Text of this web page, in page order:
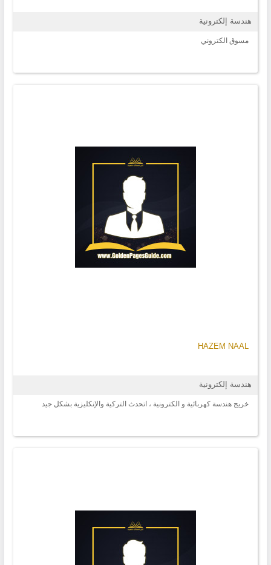
هندسة إلكترونية
مسوق الكتروني
HAZEM NAAL
هندسة إلكترونية
خريج هندسة كهربائية و الكترونية ، اتحدث التركية والإنكليزية بشكل جيد